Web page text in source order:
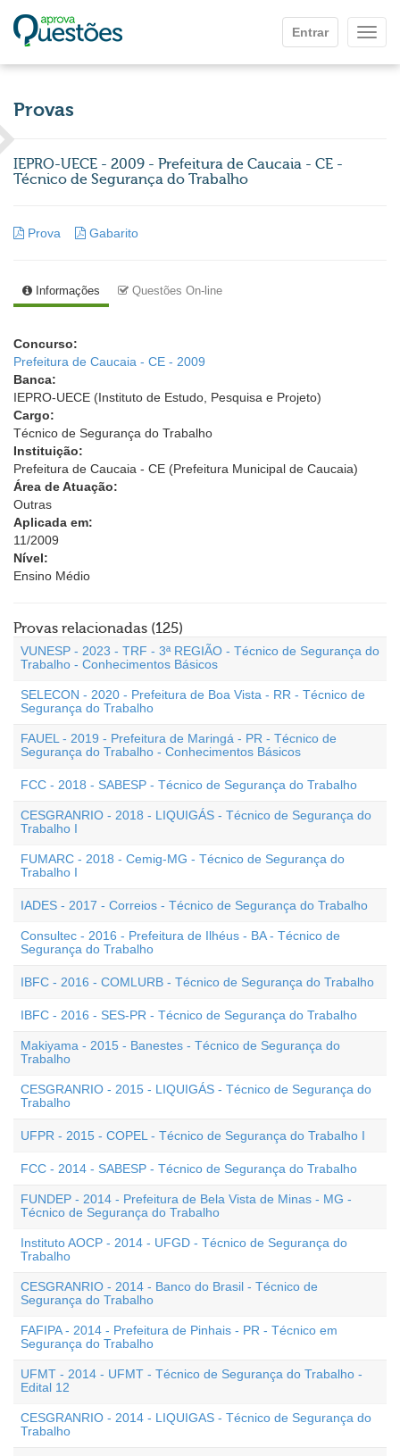
Entrar
Provas
IEPRO-UECE - 2009 - Prefeitura de Caucaia - CE -
Técnico de Segurança do Trabalho
Prova Gabarito
Informações Questões On-line
Concurso:
Prefeitura de Caucaia - CE - 2009
Banca:
IEPRO-UECE (Instituto de Estudo, Pesquisa e Projeto)
Cargo:
Técnico de Segurança do Trabalho
Instituição:
Prefeitura de Caucaia - CE (Prefeitura Municipal de Caucaia)
Área de Atuação:
Outras
Aplicada em:
11/2009
Nível:
Ensino Médio
Provas relacionadas (125)
VUNESP - 2023 - TRF - 3ª REGIÃO - Técnico de Segurança do
Trabalho - Conhecimentos Básicos
SELECON - 2020 - Prefeitura de Boa Vista - RR - Técnico de
Segurança do Trabalho
FAUEL - 2019 - Prefeitura de Maringá - PR - Técnico de
Segurança do Trabalho - Conhecimentos Básicos
FCC - 2018 - SABESP - Técnico de Segurança do Trabalho
CESGRANRIO - 2018 - LIQUIGÁS - Técnico de Segurança do
Trabalho I
FUMARC - 2018 - Cemig-MG - Técnico de Segurança do
Trabalho I
IADES - 2017 - Correios - Técnico de Segurança do Trabalho
Consultec - 2016 - Prefeitura de Ilhéus - BA - Técnico de
Segurança do Trabalho
IBFC - 2016 - COMLURB - Técnico de Segurança do Trabalho
IBFC - 2016 - SES-PR - Técnico de Segurança do Trabalho
Makiyama - 2015 - Banestes - Técnico de Segurança do
Trabalho
CESGRANRIO - 2015 - LIQUIGÁS - Técnico de Segurança do
Trabalho
UFPR - 2015 - COPEL - Técnico de Segurança do Trabalho I
FCC - 2014 - SABESP - Técnico de Segurança do Trabalho
FUNDEP - 2014 - Prefeitura de Bela Vista de Minas - MG -
Técnico de Segurança do Trabalho
Instituto AOCP - 2014 - UFGD - Técnico de Segurança do
Trabalho
CESGRANRIO - 2014 - Banco do Brasil - Técnico de
Segurança do Trabalho
FAFIPA - 2014 - Prefeitura de Pinhais - PR - Técnico em
Segurança do Trabalho
UFMT - 2014 - UFMT - Técnico de Segurança do Trabalho -
Edital 12
CESGRANRIO - 2014 - LIQUIGAS - Técnico de Segurança do
Trabalho